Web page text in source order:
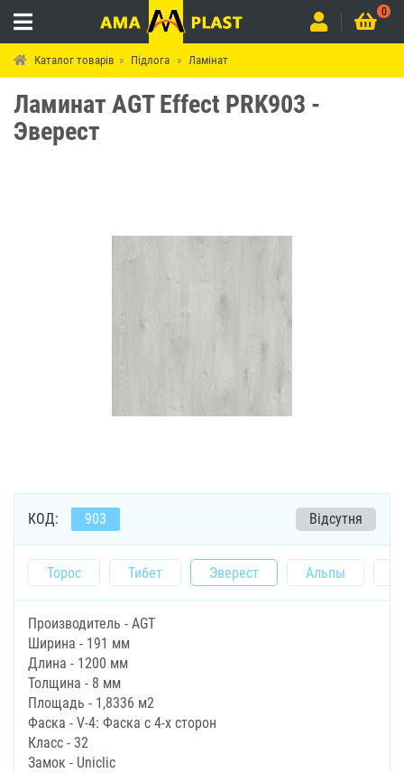
0
Каталог товарів Підлога Ламінат
Ламинат AGT Effect PRK903 -
Эверест
КОД: 903 Відсутня
Торос Тибет Эверест Альпы
Производитель - AGT
Ширина - 191 мм
Длина - 1200 мм
Толщина - 8 мм
Площадь - 1,8336 м2
Фаска - V-4: Фаска с 4-х сторон
Класс - 32
Замок - Uniclic